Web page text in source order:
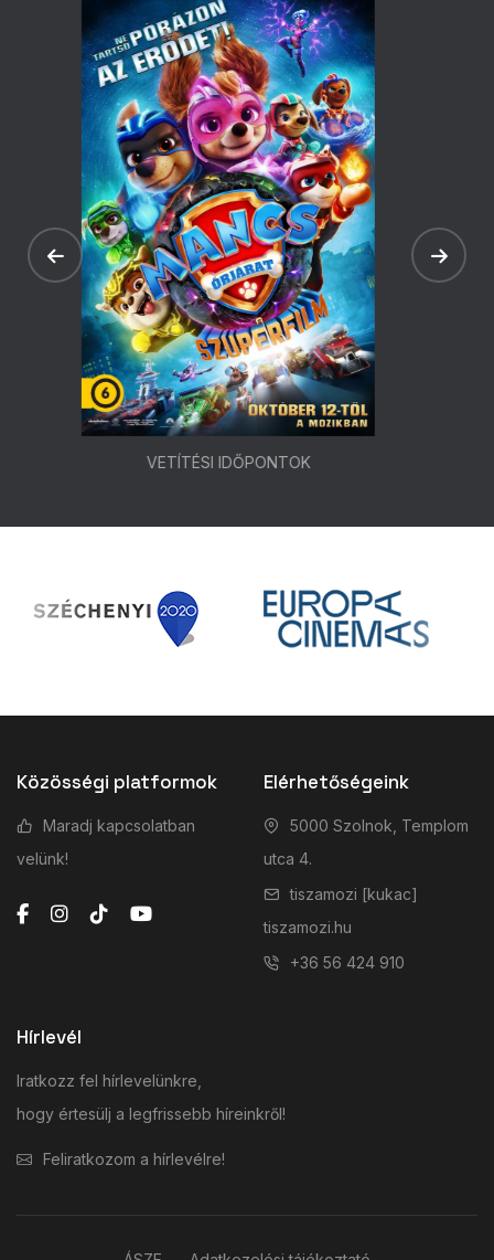
VETÍTÉSI IDŐPONTOK
Közösségi platformok
Maradj kapcsolatban
velünk!
Elérhetőségeink
5000 Szolnok, Templom
utca 4.
tiszamozi [kukac]
tiszamozi.hu
+36 56 424 910
Hírlevél
Iratkozz fel hírlevelünkre,
hogy értesülj a legfrissebb híreinkről!
Feliratkozom a hírlevélre!